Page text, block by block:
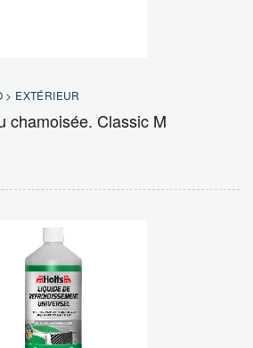
> EXTÉRIEUR
chamoisée. Classic M